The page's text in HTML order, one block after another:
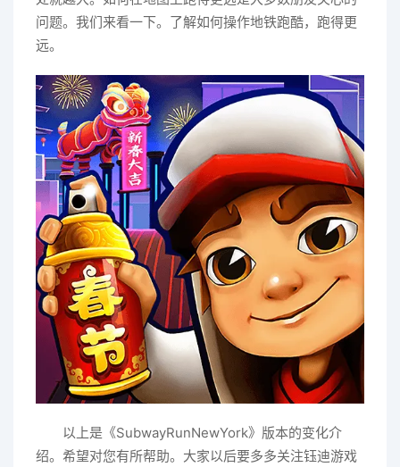
问题。我们来看一下。了解如何操作地铁跑酷，跑得更
远。
以上是《SubwayRunNewYork》版本的变化介
绍。希望对您有所帮助。大家以后要多多关注钰迪游戏